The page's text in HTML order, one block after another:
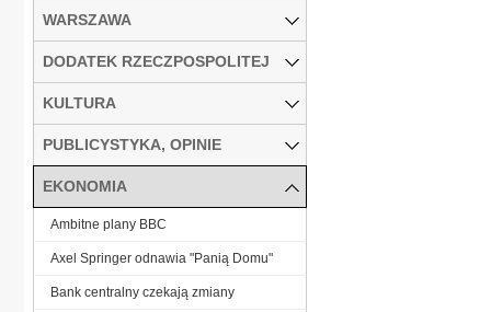
WARSZAWA
DODATEK RZECZPOSPOLITEJ
KULTURA
PUBLICYSTYKA, OPINIE
EKONOMIA
Ambitne plany BBC
Axel Springer odnawia "Panią Domu"
Bank centralny czekają zmiany